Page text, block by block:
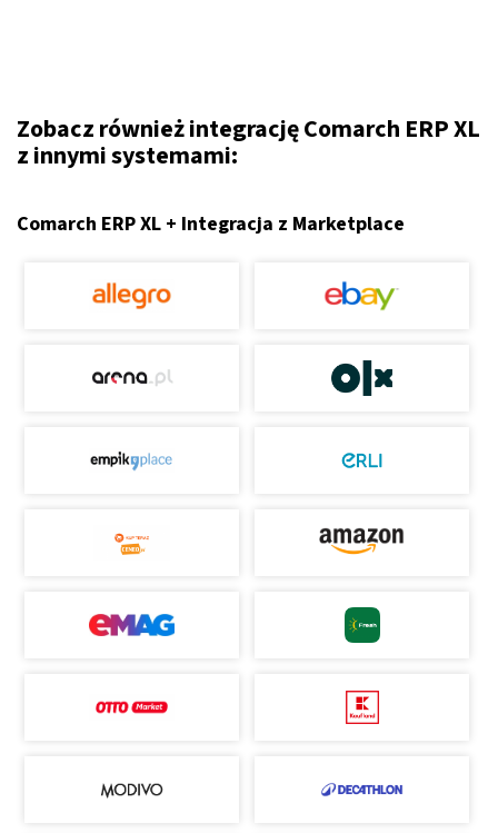
Zobacz również integrację Comarch ERP XL
z innymi systemami:
Comarch ERP XL + Integracja z Marketplace